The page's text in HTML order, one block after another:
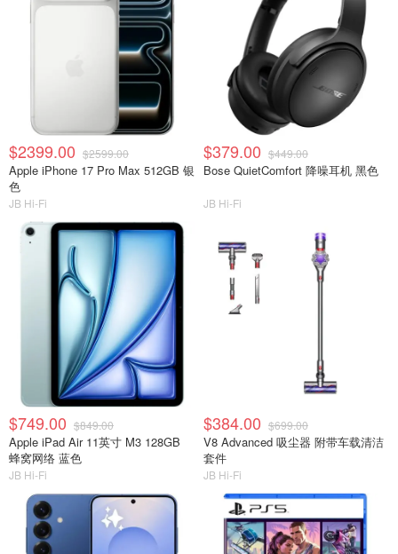
$2399.00 $2599.00
Apple iPhone 17 Pro Max 512GB 银
色
JB Hi-Fi
$379.00 $449.00
Bose QuietComfort 降噪耳机 黑色
JB Hi-Fi
$749.00 $849.00
Apple iPad Air 11英寸 M3 128GB
蜂窝网络 蓝色
JB Hi-Fi
$384.00 $699.00
V8 Advanced 吸尘器 附带车载清洁
套件
JB Hi-Fi